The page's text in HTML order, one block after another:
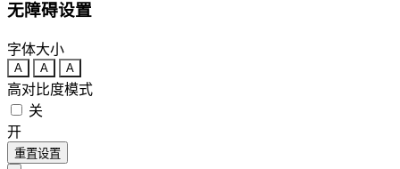
无障碍设置
字体大小
A A A
高对比度模式
关
开
重置设置